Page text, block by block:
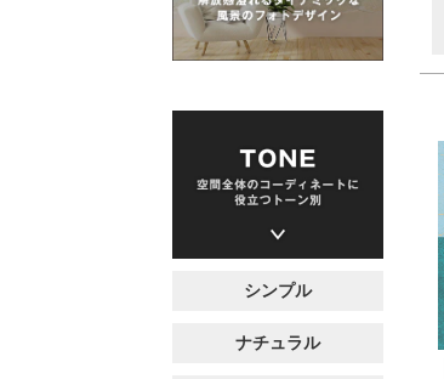
シンプル
ナチュラル